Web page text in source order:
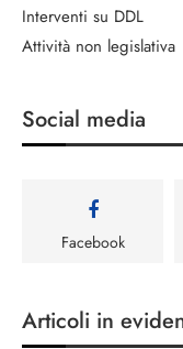
Interventi su DDL
Attività non legislativa
Social media
Facebook
Articoli in